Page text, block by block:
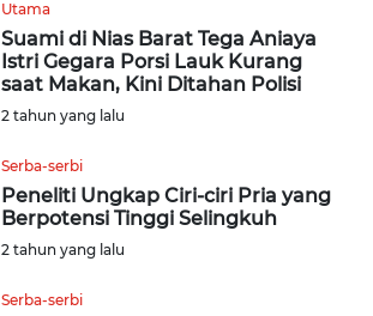
Utama
Suami di Nias Barat Tega Aniaya
Istri Gegara Porsi Lauk Kurang
saat Makan, Kini Ditahan Polisi
2 tahun yang lalu
Serba-serbi
Peneliti Ungkap Ciri-ciri Pria yang
Berpotensi Tinggi Selingkuh
2 tahun yang lalu
Serba-serbi